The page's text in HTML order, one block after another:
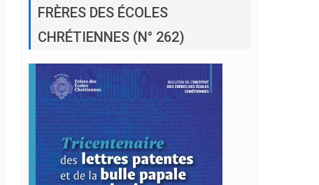
CHRÉTIENNES (N° 262)